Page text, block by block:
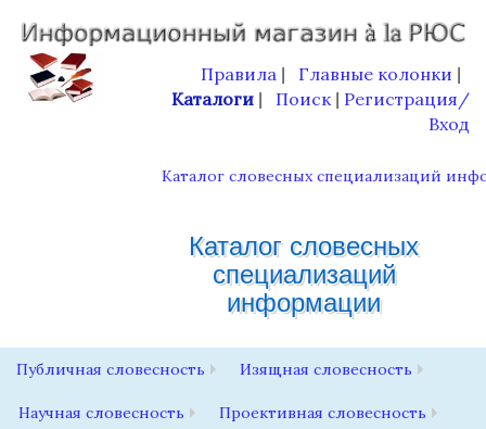
Правила Главные колонки
Каталоги Поиск
Регистрация/
Вход
Каталог словесных специализаций
Каталог словесных
специализаций
информации
Публичная словесность Изящная словесность
Научная словесность Проективная словесность